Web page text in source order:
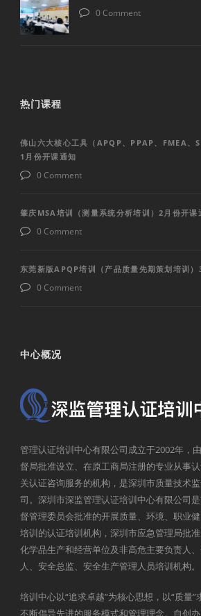
0 Comment
热门课程
佛山六大核心工具（APQP、PPAP、FMEA、
1月份开课通知
0 Comment
肇庆MSA培训（测量系统分析培训）2月份开课
0 Comment
东莞新版APQP培训（产品质量先期策划培训）
0 Comment
中心概况
管理认证培训中心有限公司成立于2002年，
督局批准设立、在原工商局注册的专业从事
关认证咨询服务的机构，是深圳市质量技术
司。深圳市深监管理认证培训中心有限公司
督管理委员会批准的开展质量、环境、职业
培训的认证培训机构，深圳市应急管理局批
化学品生产和经营单位及非高危主要负责人
人、安全总监、安全生产管理人员培训机构。
培训中心以“追求卓越”为核心思想，以“质量”
不断倡导先进的服务模式和管理理念。自创